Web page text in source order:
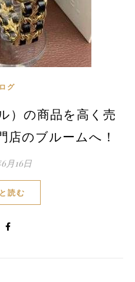
グ
）の商品を高く売
店のブルームへ！
月16日
読む